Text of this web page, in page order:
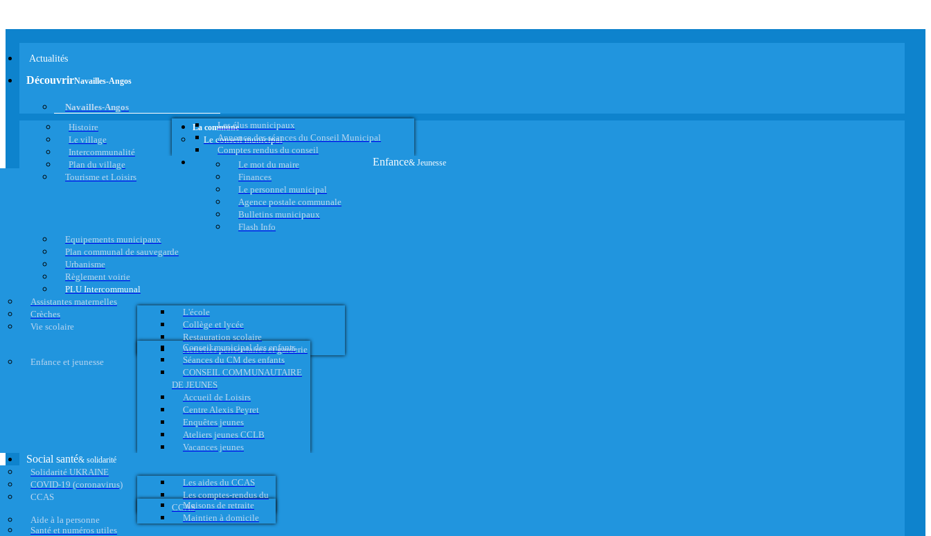
Actualités
DécouvrirNavailles-Angos
Navailles-Angos
Histoire
Le village
Intercommunalité
Plan du village
Tourisme et Loisirs
La commune
Le conseil municipal
Les élus municipaux
Annonce des séances du Conseil Municipal
Comptes rendus du conseil
Le mot du maire
Finances
Le personnel municipal
Agence postale communale
Bulletins municipaux
Flash Info
Equipements municipaux
Plan communal de sauvegarde
Urbanisme
Règlement voirie
PLU Intercommunal
Enfance& Jeunesse
Assistantes maternelles
Crèches
Vie scolaire
L'école
Collège et lycée
Restauration scolaire
Activités périscolaires et garderie
Enfance et jeunesse
Conseil municipal des enfants
Séances du CM des enfants
CONSEIL COMMUNAUTAIRE
DE JEUNES
Accueil de Loisirs
Centre Alexis Peyret
Enquêtes jeunes
Ateliers jeunes CCLB
Vacances jeunes
Social santé& solidarité
Solidarité UKRAINE
COVID-19 (coronavirus)
CCAS
Les aides du CCAS
Les comptes-rendus du
CCAS
Aide à la personne
Maisons de retraite
Maintien à domicile
Santé et numéros utiles